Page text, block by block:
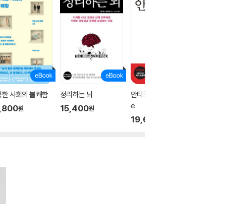
사회의 불쾌함
원
정리하는 뇌
15,400원
안티프래질 Antifragil
e
19,600